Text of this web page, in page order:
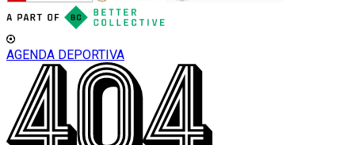
AGENDA DEPORTIVA